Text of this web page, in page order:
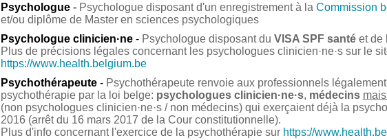
Psychologue- Psychologue disposant d'un enregistrement à la Commission
et/ou diplôme de Master en sciences psychologiques
Psychologue clinicien·ne- Psychologue disposant du VISA SPF santéet de
Plus de précisions légales concernant les psychologues clinicien·ne·s sur le
https://www.health.belgium.be
Psychothérapeute- Psychothérapeute renvoie aux professionnels
psychothérapie par la loi belge: psychologues clinicien·ne·s, médecins
(non psychologues clinicien·ne·s / non médecins) qui exerçaient déjà la
2016 (arrêt du 16 mars 2017 de la Cour constitutionnelle).
Plus d'info concernant l'exercice de la psychothérapie sur https://